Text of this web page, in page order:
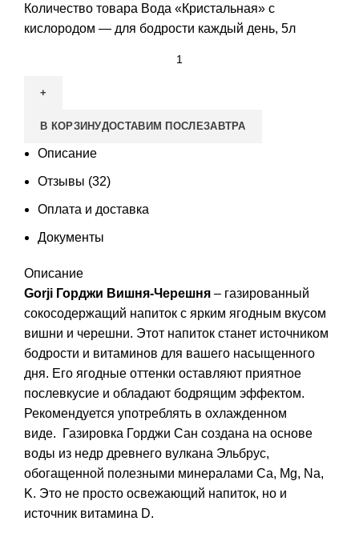
Количество товара Вода «Кристальная» с
кислородом — для бодрости каждый день, 5л
В КОРЗИНУДОСТАВИМ ПОСЛЕЗАВТРА
Описание
Отзывы (32)
Оплата и доставка
Документы
Описание
Gorji Горджи Вишня-Черешня – газированный
сокосодержащий напиток с ярким ягодным вкусом
вишни и черешни. Этот напиток станет источником
бодрости и витаминов для вашего насыщенного
дня. Его ягодные оттенки оставляют приятное
послевкусие и обладают бодрящим эффектом.
Рекомендуется употреблять в охлажденном
виде. Газировка Горджи Сан создана на основе
воды из недр древнего вулкана Эльбрус,
обогащенной полезными минералами Ca, Mg, Na,
K. Это не просто освежающий напиток, но и
источник витамина D.